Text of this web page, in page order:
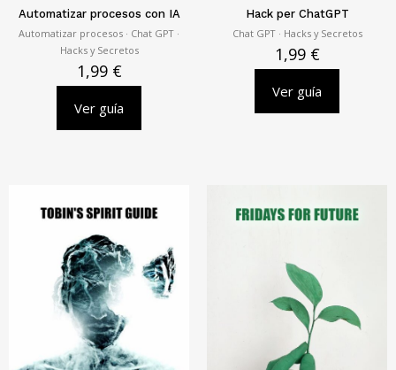
Automatizar procesos con IA
Automatizar procesos · Chat GPT ·
Hacks y Secretos
1,99 €
Ver guía
Hack per ChatGPT
Chat GPT · Hacks y Secretos
1,99 €
Ver guía